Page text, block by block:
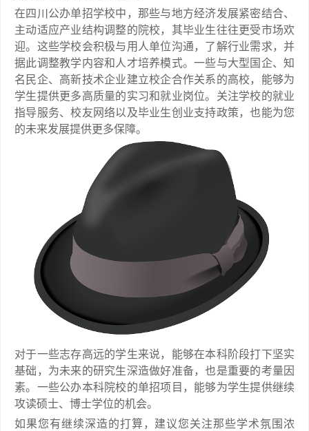
在四川公办单招学校中，那些与地方经济发展紧密结合、
主动适应产业结构调整的院校，其毕业生往往更受市场欢
迎。这些学校会积极与用人单位沟通，了解行业需求，并
据此调整教学内容和人才培养模式。一些与大型国企、知
名民企、高新技术企业建立校企合作关系的高校，能够为
学生提供更多高质量的实习和就业岗位。关注学校的就业
指导服务、校友网络以及毕业生创业支持政策，也能为您
的未来发展提供更多保障。
对于一些志存高远的学生来说，能够在本科阶段打下坚实
基础，为未来的研究生深造做好准备，也是重要的考量因
素。一些公办本科院校的单招项目，能够为学生提供继续
攻读硕士、博士学位的机会。
如果您有继续深造的打算，建议您关注那些学术氛围浓